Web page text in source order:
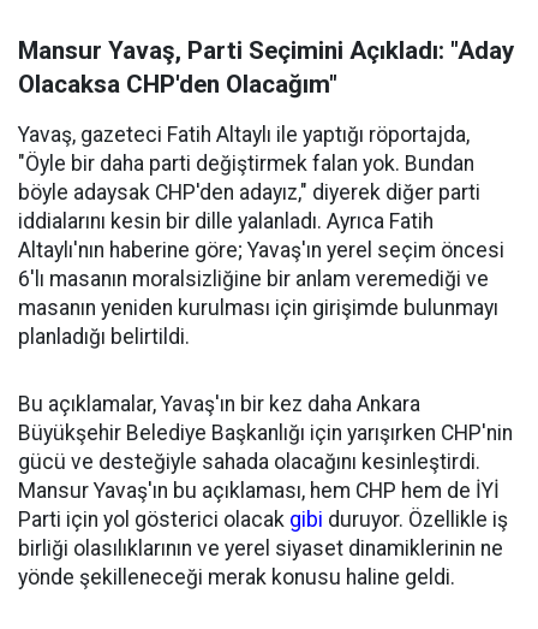
Mansur Yavaş, Parti Seçimini Açıkladı: "Aday
Olacaksa CHP'den Olacağım"
Yavaş, gazeteci Fatih Altaylı ile yaptığı röportajda,
"Öyle bir daha parti değiştirmek falan yok. Bundan
böyle adaysak CHP'den adayız," diyerek diğer parti
iddialarını kesin bir dille yalanladı. Ayrıca Fatih
Altaylı'nın haberine göre; Yavaş'ın yerel seçim öncesi
6'lı masanın moralsizliğine bir anlam veremediği ve
masanın yeniden kurulması için girişimde bulunmayı
planladığı belirtildi.
Bu açıklamalar, Yavaş'ın bir kez daha Ankara
Büyükşehir Belediye Başkanlığı için yarışırken CHP'nin
gücü ve desteğiyle sahada olacağını kesinleştirdi.
Mansur Yavaş'ın bu açıklaması, hem CHP hem de İYİ
Parti için yol gösterici olacak gibi duruyor. Özellikle iş
birliği olasılıklarının ve yerel siyaset dinamiklerinin ne
yönde şekilleneceği merak konusu haline geldi.